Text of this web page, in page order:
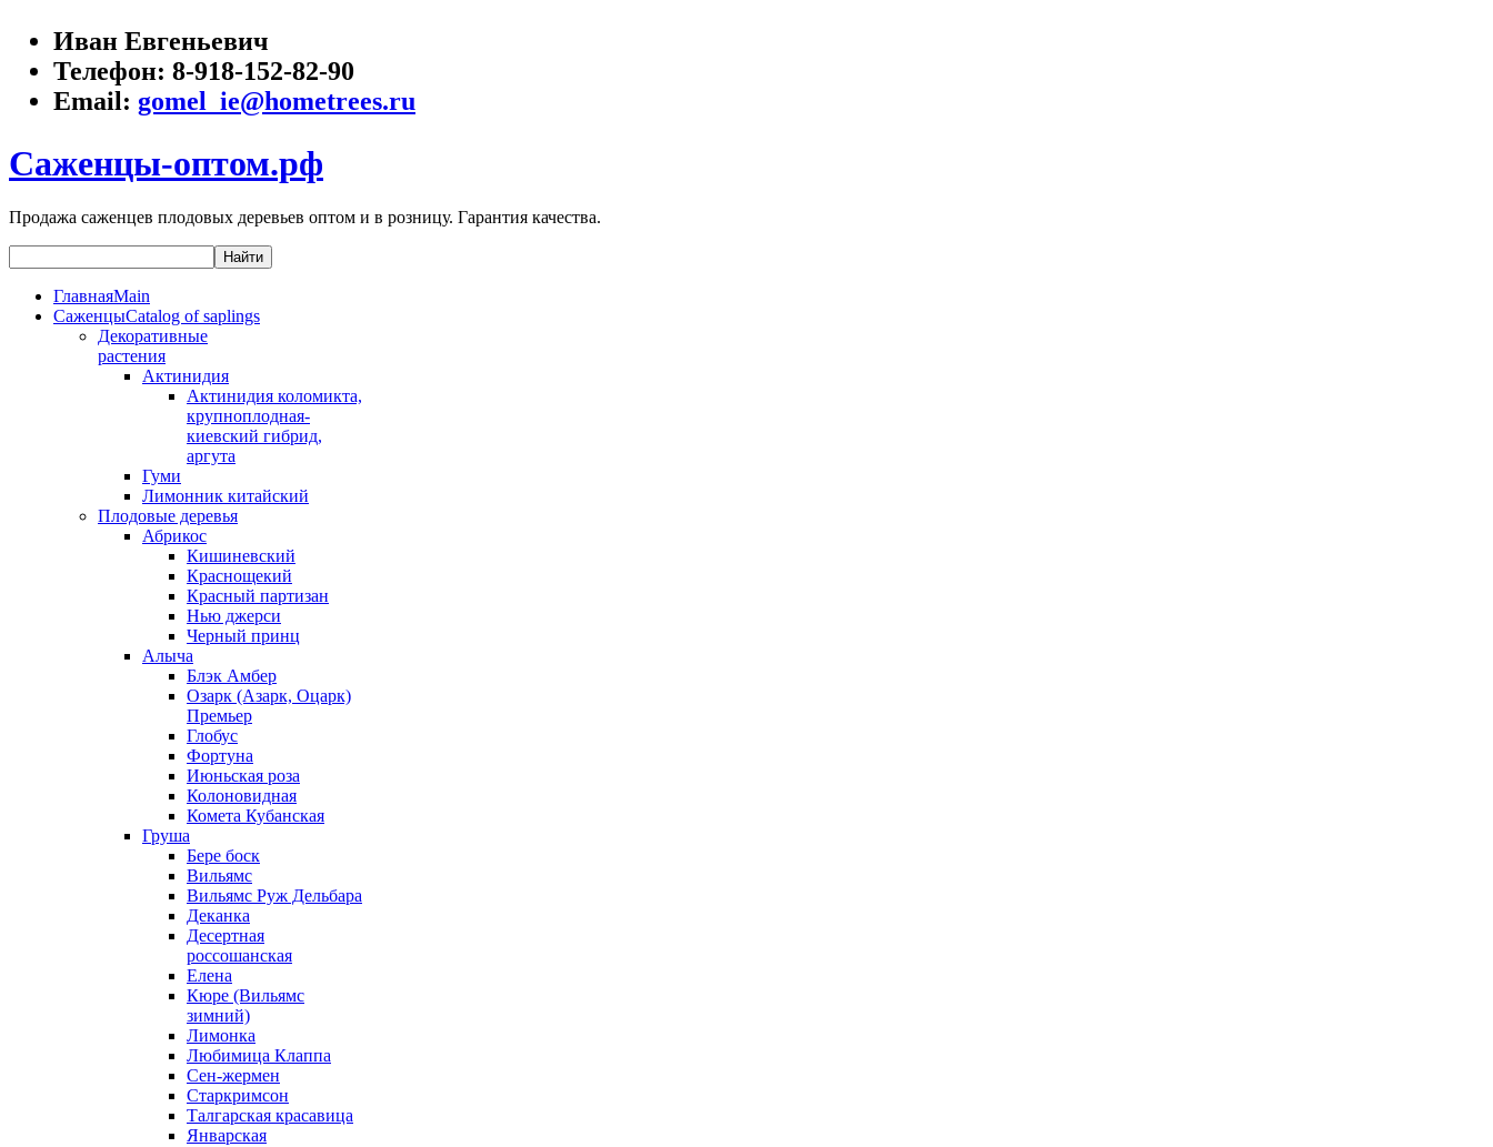
Иван Евгеньевич
Телефон: 8-918-152-82-90
Email: gomel_ie@hometrees.ru
Саженцы-оптом.рф
Продажа саженцев плодовых деревьев оптом и в розницу. Гарантия качества.
ГлавнаяMain
СаженцыCatalog of saplings
Декоративные
растения
Актинидия
Актинидия коломикта,
крупноплодная-
киевский гибрид,
аргута
Гуми
Лимонник китайский
Плодовые деревья
Абрикос
Кишиневский
Краснощекий
Красный партизан
Нью джерси
Черный принц
Алыча
Блэк Амбер
Озарк (Азарк, Оцарк)
Премьер
Глобус
Фортуна
Июньская роза
Колоновидная
Комета Кубанская
Груша
Бере боск
Вильямс
Вильямс Руж Дельбара
Деканка
Десертная
россошанская
Елена
Кюре (Вильямс
зимний)
Лимонка
Любимица Клаппа
Сен-жермен
Старкримсон
Талгарская красавица
Январская